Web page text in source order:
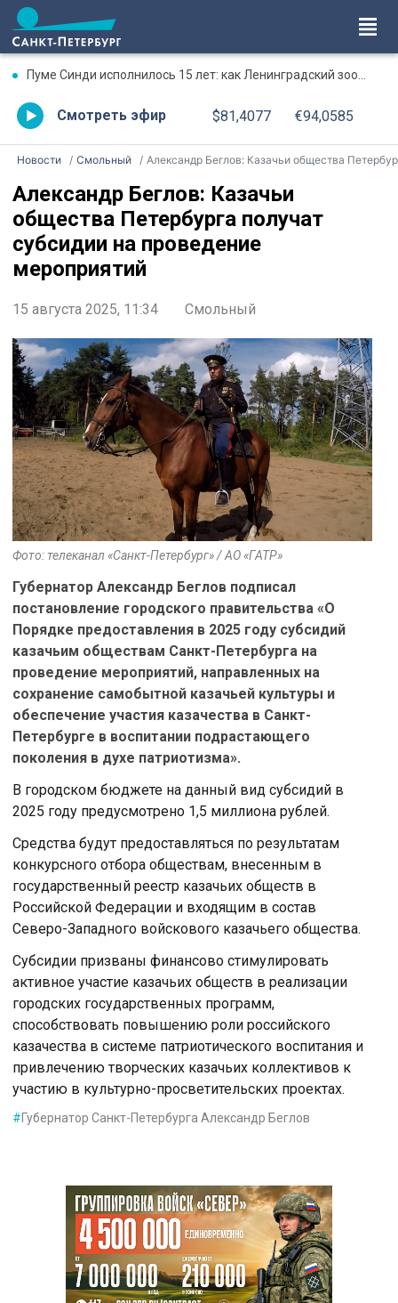
Пуме Синди исполнилось 15 лет: как Ленинградский зоопарк поздравил именинницу
Смотреть эфир $81,4077 €94,0585
Новости Смольный Александр Беглов: Казачьи общества Петербурга получат субсидии на проведение мероприятий
Александр Беглов: Казачьи
общества Петербурга получат
субсидии на проведение
мероприятий
15 августа 2025, 11:34 Смольный
Фото: телеканал «Санкт-Петербург» / АО «ГАТР»
Губернатор Александр Беглов подписал
постановление городского правительства «О
Порядке предоставления в 2025 году субсидий
казачьим обществам Санкт-Петербурга на
проведение мероприятий, направленных на
сохранение самобытной казачьей культуры и
обеспечение участия казачества в Санкт-
Петербурге в воспитании подрастающего
поколения в духе патриотизма».
В городском бюджете на данный вид субсидий в
2025 году предусмотрено 1,5 миллиона рублей.
Средства будут предоставляться по результатам
конкурсного отбора обществам, внесенным в
государственный реестр казачьих обществ в
Российской Федерации и входящим в состав
Северо-Западного войскового казачьего общества.
Субсидии призваны финансово стимулировать
активное участие казачьих обществ в реализации
городских государственных программ,
способствовать повышению роли российского
казачества в системе патриотического воспитания и
привлечению творческих казачьих коллективов к
участию в культурно-просветительских проектах.
#Губернатор Санкт-Петербурга Александр Беглов